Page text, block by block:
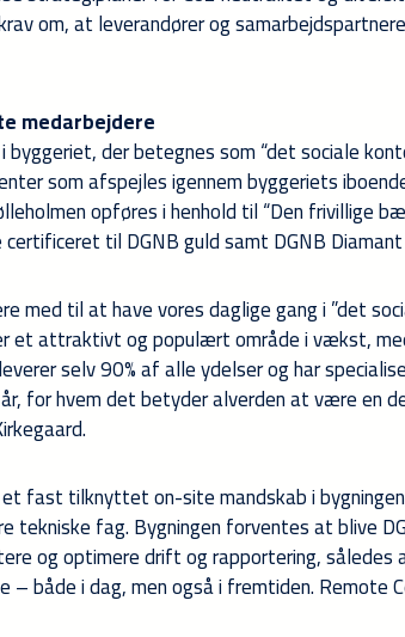
om, at leverandører og
medarbejdere
der betegnes som “det sociale
som afspejles igennem byggeriets
opføres i henhold til “Den frivillige
til DGNB guld samt DGNB
med til at have vores daglige gang i ”det
et attraktivt og populært område i vækst,
selv 90% af alle ydelser og har
for hvem det betyder alverden at være en
fast tilknyttet on-site mandskab i
fag. Bygningen forventes at blive
og optimere drift og rapportering, således
både i dag, men også i fremtiden. Remote